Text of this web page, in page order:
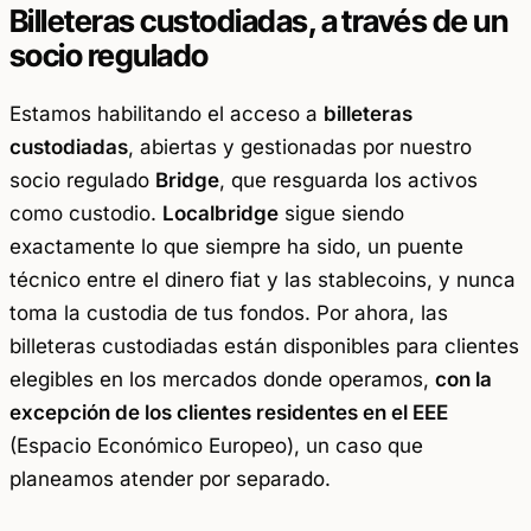
Billeteras custodiadas, a través de un
socio regulado
Estamos habilitando el acceso a billeteras
custodiadas, abiertas y gestionadas por nuestro
socio regulado Bridge, que resguarda los activos
como custodio. Localbridge sigue siendo
exactamente lo que siempre ha sido, un puente
técnico entre el dinero fiat y las stablecoins, y nunca
toma la custodia de tus fondos. Por ahora, las
billeteras custodiadas están disponibles para clientes
elegibles en los mercados donde operamos, con la
excepción de los clientes residentes en el EEE
(Espacio Económico Europeo), un caso que
planeamos atender por separado.